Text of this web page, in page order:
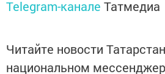
Telegram-канале Татмедиа
Читайте новости
национальном